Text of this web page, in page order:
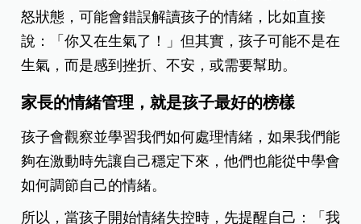
怒狀態，可能會錯誤解讀孩子的情緒，比如直接
說：「你又在生氣了！」但其實，孩子可能不是在
生氣，而是感到挫折、不安，或需要幫助。
家長的情緒管理，就是孩子最好的榜樣
孩子會觀察並學習我們如何處理情緒，如果我們能
夠在激動時先讓自己穩定下來，他們也能從中學會
如何調節自己的情緒。
所以，當孩子開始情緒失控時，先提醒自己：「我